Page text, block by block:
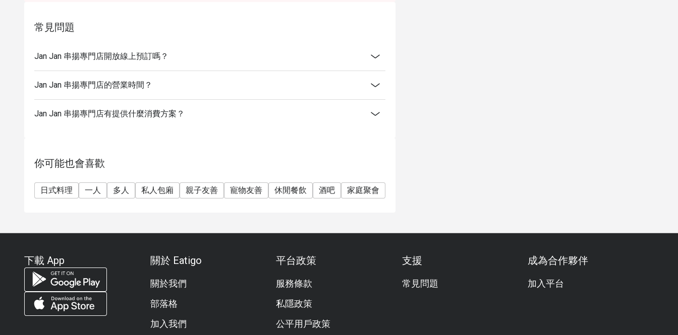
-請於入座前出示Eatigo訂座確認通知方可享有優惠.
-加一服務費按原價計算
-如有任何爭議,本店將保留最終決定權.
常見問題
Jan Jan 串揚專門店開放線上預訂嗎？
Jan Jan 串揚專門店的營業時間？
Jan Jan 串揚專門店有提供什麼消費方案？
你可能也會喜歡
日式料理 一人 多人 私人包廂 親子友善 寵物友善 休閒餐飲 酒吧 家庭聚會
下載 App 關於 Eatigo
關於我們
部落格
加入我們
平台政策
服務條款
私隱政策
公平用戶政策
支援
常見問題
成為合作夥伴
加入平台